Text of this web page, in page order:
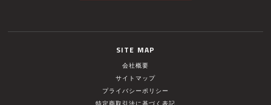
SITE MAP
会社概要
サイトマップ
プライバシーポリシー
特定商取引法に基づく表記